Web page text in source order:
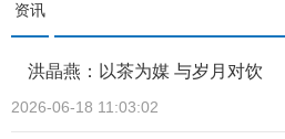
资讯
洪晶燕：以茶为媒 与岁月对饮
2026-06-18 11:03:02